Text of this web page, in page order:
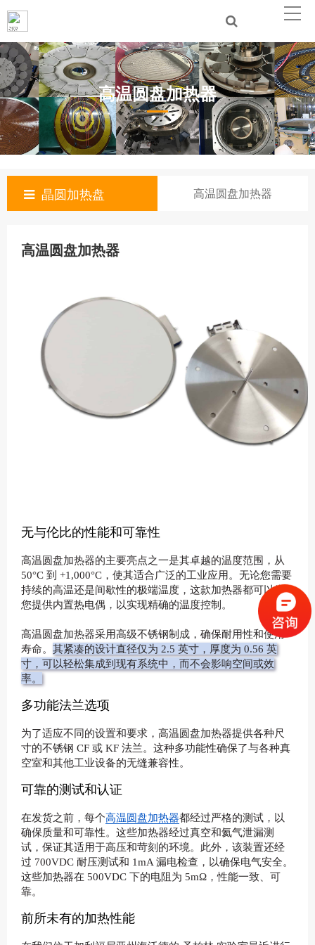
高温圆盘加热器
晶圆加热盘 高温圆盘加热器
高温圆盘加热器
无与伦比的性能和可靠性
高温圆盘加热器的主要亮点之一是其卓越的温度范围，从
50°C 到 +1,000°C，使其适合广泛的工业应用。 无论您需要
持续的高温还是间歇性的极端温度，这款加热器都可以为
您提供内置热电偶，以实现精确的温度控制。
高温圆盘加热器采用高级不锈钢制成，确保耐用性和使用
寿命。 其紧凑的设计直径仅为 2.5 英寸，厚度为 0.56 英
寸，可以轻松集成到现有系统中，而不会影响空间或效
率。
多功能法兰选项
为了适应不同的设置和要求，高温圆盘加热器提供各种尺
寸的不锈钢 CF 或 KF 法兰。 这种多功能性确保了与各种真
空室和其他工业设备的无缝兼容性。
可靠的测试和认证
在发货之前，每个高温圆盘加热器都经过严格的测试，以
确保质量和可靠性。 这些加热器经过真空和氦气泄漏测
试，保证其适用于高压和苛刻的环境。 此外，该装置还经
过 700VDC 耐压测试和 1mA 漏电检查，以确保电气安全。
这些加热器在 500VDC 下的电阻为 5mΩ，性能一致、可
靠。
前所未有的加热性能